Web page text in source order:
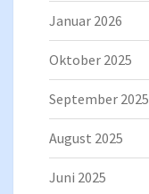
Januar 2026
Oktober 2025
September 2025
August 2025
Juni 2025